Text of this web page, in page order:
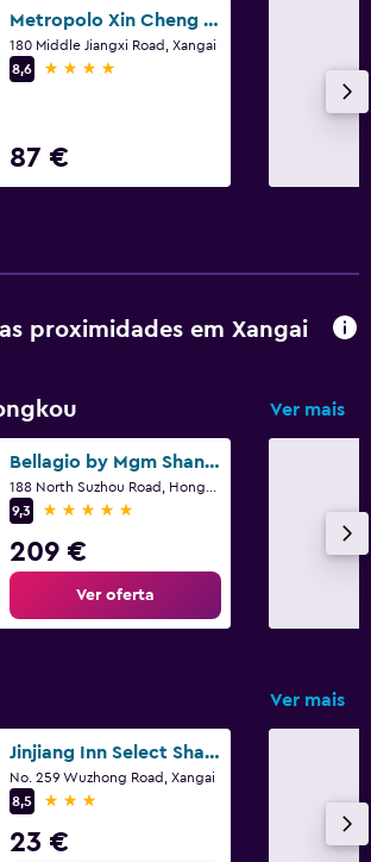
Metropolo Xin Cheng Hotel, The Bund Shanghai
180 Middle Jiangxi Road, Xangai
8,6
4 estrelas
87 €
proximidades em Xangai
Ver mais
Bellagio by Mgm Shanghai
9,3
5 estrelas
209 €
Ver oferta
Ver mais
Jinjiang Inn Select Shanghai New Hongqiao
No. 259 Wuzhong Road, Xangai
8,5
3 estrelas
23 €